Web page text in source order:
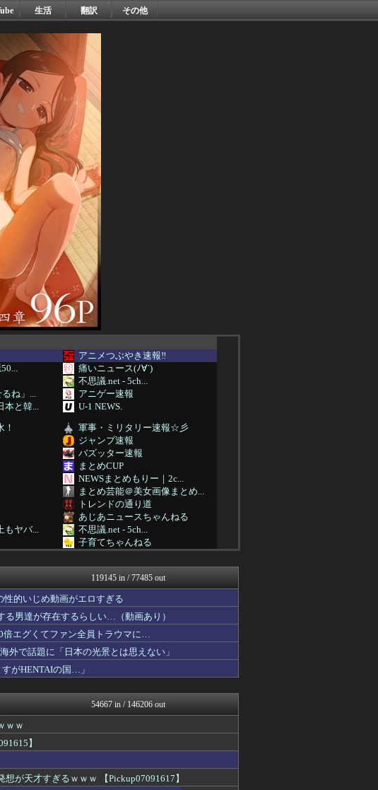
生活 翻訳 その他
アニメつぶやき速報‼︎
痛いニュース(ﾉ∀`)
不思議.net - 5ch...
ね」...
アニゲー速報
本と韓...
U-1 NEWS.
軍事・ミリタリー速報☆彡
ジャンプ速報
バズッター速報
まとめCUP
NEWSまとめもりー｜2c...
まとめ芸能＠美女画像まとめ...
トレンドの通り道
あじあニュースちゃんねる
もヤバ...
不思議.net - 5ch...
子育てちゃんねる
わんこーる速報！
ツバメ速報＠ヤクルトスワロ...
カンダタ速報
アニはつ -アニメ発信場-
まにゅそく 2chまとめニ...
GUNDAM.LOG｜ガン...
コンテンツ・声優 | ラブ...
キニ速
アナきゃぷ速報
ゲーム実況者速報＠YouT...
乃木通 乃木坂46櫻坂46...
語にす...
正義の見方
ビデ...
アルファルファモザイク＠ネ...
【サッカー まとめ】サカラ...
119145 in / 77485 out
的いじめ動画がエロすぎる
る男達が存在するらしい…（動画あり）
倍エグくてファン全員トラウマに…
外で話題に「日本の光景とは思えない」
がHENTAIの国…」
54667 in / 146206 out
ｗｗ
】
が天才すぎるｗｗｗ 【Pickup07091617】